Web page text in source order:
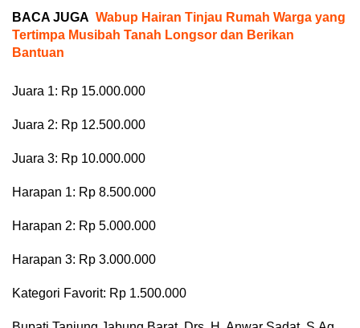
BACA JUGA Wabup Hairan Tinjau Rumah Warga yang
Tertimpa Musibah Tanah Longsor dan Berikan
Bantuan
Juara 1: Rp 15.000.000
Juara 2: Rp 12.500.000
Juara 3: Rp 10.000.000
Harapan 1: Rp 8.500.000
Harapan 2: Rp 5.000.000
Harapan 3: Rp 3.000.000
Kategori Favorit: Rp 1.500.000